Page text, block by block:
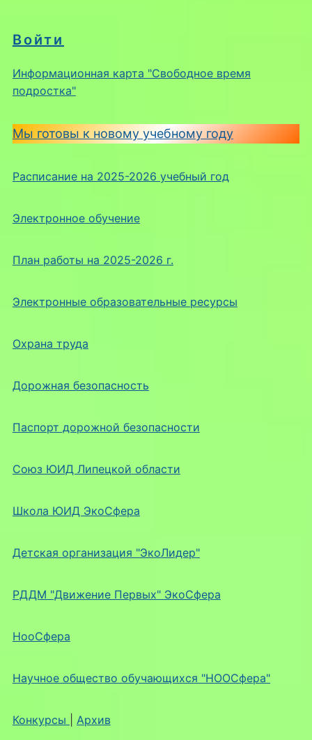
Войти
Информационная карта "Свободное время
подростка"
Мы готовы к новому учебному году
Расписание на 2025-2026 учебный год
Электронное обучение
План работы на 2025-2026 г.
Электронные образовательные ресурсы
Охрана труда
Дорожная безопасность
Паспорт дорожной безопасности
Союз ЮИД Липецкой области
Школа ЮИД ЭкоСфера
Детская организация "ЭкоЛидер"
РДДМ "Движение Первых" ЭкоСфера
НооСфера
Научное общество обучающихся "НООСфера"
Конкурсы Архив